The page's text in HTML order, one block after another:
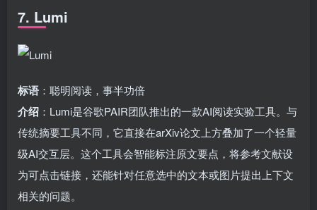
7. Lumi
标语 ：聪明阅读，事半功倍
介绍 ：Lumi是谷歌PAIR团队推出的一款AI阅读实验工具。与
传统摘要工具不同，它直接在arXiv论文上方叠加了一个轻量
级AI交互层。这个工具会智能标注原文要点，将参考文献设
为可点击链接，还能针对任意选中的文本或图片提出上下文
相关的问题。